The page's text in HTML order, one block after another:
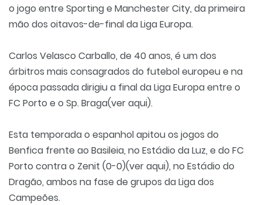
o jogo entre Sporting e Manchester City, da primeira
mão dos oitavos-de-final da Liga Europa.
Carlos Velasco Carballo, de 40 anos, é um dos
árbitros mais consagrados do futebol europeu e na
época passada dirigiu a final da Liga Europa entre o
FC Porto e o Sp. Braga(ver aqui).
Esta temporada o espanhol apitou os jogos do
Benfica frente ao Basileia, no Estádio da Luz, e do FC
Porto contra o Zenit (0-0)(ver aqui), no Estádio do
Dragão, ambos na fase de grupos da Liga dos
Campeões.